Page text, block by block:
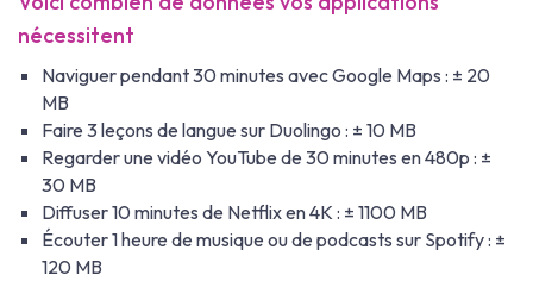
nécessitent
Naviguer pendant 30 minutes avec Google Maps : ± 20
MB
Faire 3 leçons de langue sur Duolingo : ± 10 MB
Regarder une vidéo YouTube de 30 minutes en 480p : ±
30 MB
Diffuser 10 minutes de Netflix en 4K : ± 1100 MB
Écouter 1 heure de musique ou de podcasts sur Spotify : ±
120 MB